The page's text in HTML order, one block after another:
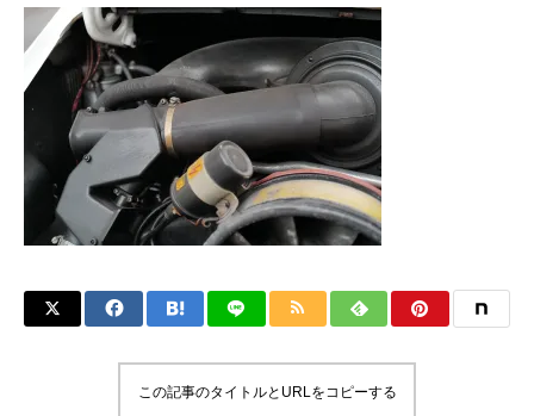
イギリス車
ENGLAND
ドイツ車
GERMANY
この記事のタイトルとURLをコピーする